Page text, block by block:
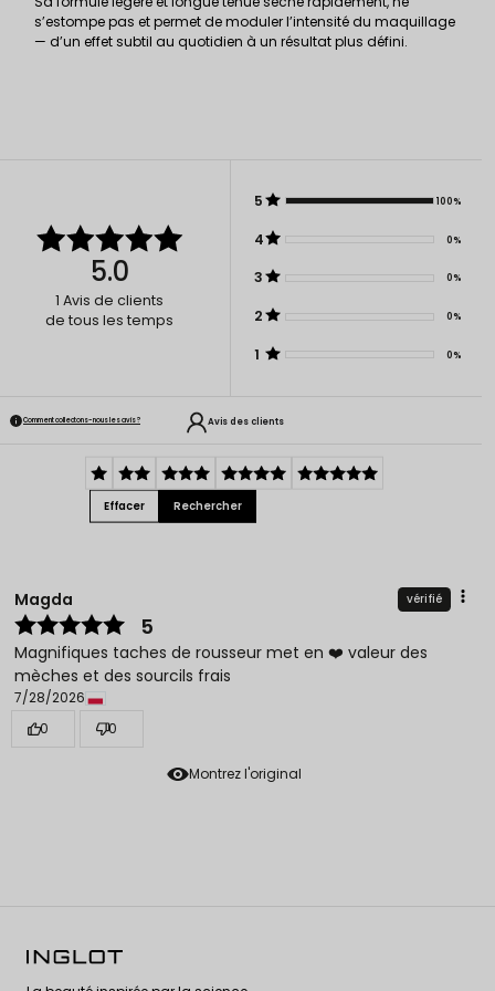
s’estompe pas et permet de moduler l’intensité du maquillage
— d’un effet subtil au quotidien à un résultat plus défini.
5.0
1 Avis de clients
de tous les temps
5 100%
4 0%
3 0%
2 0%
1 0%
Comment collectons-nous les avis ? Avis des clients
Effacer Rechercher
Montrez l'original
Magda vérifié
5
Magnifiques taches de rousseur met en ❤️ valeur des
mèches et des sourcils frais
7/28/2026
0
0